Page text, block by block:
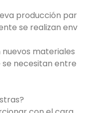
producción par
se realizan env
materiales
necesitan entre